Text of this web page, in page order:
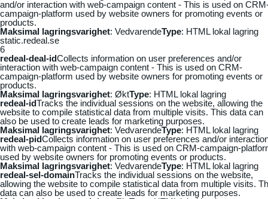
and/or interaction with web-campaign content - This is used on
campaign-platform used by website owners for promoting events or
products.
Maksimal lagringsvarighet: VedvarendeType: HTML lokal lagring
static.redeal.se
6
redeal-deal-idCollects information on user preferences and/or
interaction with web-campaign content - This is used on CRM-
campaign-platform used by website owners for promoting events or
products.
Maksimal lagringsvarighet: ØktType: HTML lokal lagring
redeal-idTracks the individual sessions on the website, allowing the
website to compile statistical data from multiple visits. This data can
also be used to create leads for marketing purposes.
Maksimal lagringsvarighet: VedvarendeType: HTML lokal lagring
redeal-pidCollects information on user preferences and/or
with web-campaign content - This is used on CRM-campaign-
used by website owners for promoting events or products.
Maksimal lagringsvarighet: VedvarendeType: HTML lokal lagring
redeal-sel-domainTracks the individual sessions on the website,
allowing the website to compile statistical data from multiple visits.
data can also be used to create leads for marketing purposes.